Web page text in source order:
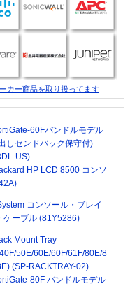
カー商品を取り扱ってます
60Fバンドルモデル
しセンドバック保守付)
US)
HP LCD 8500 コンソ
コンソール・ブレイ
ケーブル (81Y5286)
Mount Tray
50E/60E/60F/61F/80E/8
(SP-RACKTRAY-02)
80F バンドルモデル